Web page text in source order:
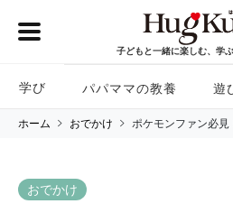
子どもと一緒に楽しむ、学ぶ
学び パパママの教養 遊
ホーム おでかけ ポケモンファン必
おでかけ